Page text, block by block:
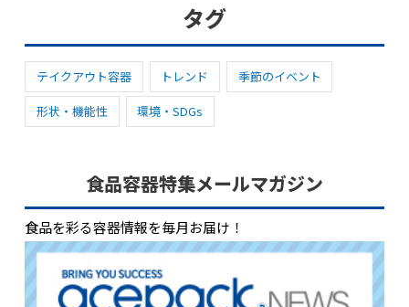
タグ
テイクアウト容器 トレンド
季節のイベント
形状・機能性
環境・SDGs
食品容器特集メールマガジン
食品を彩る容器情報を毎月お届け！